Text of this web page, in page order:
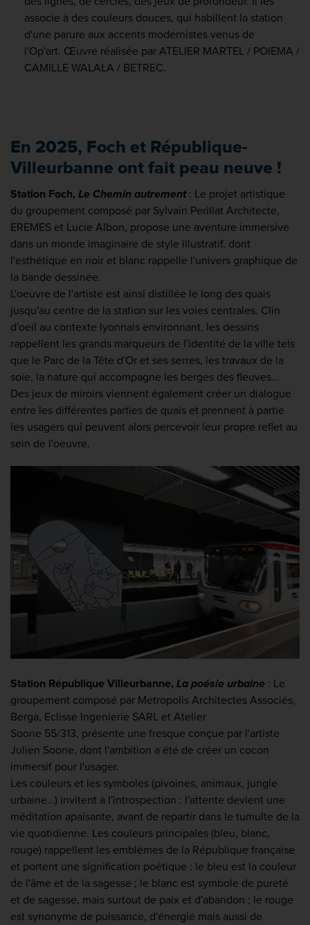
associe à des couleurs douces, qui habillent la station
d'une parure aux accents modernistes venus de
l'Op'art. Œuvre réalisée par ATELIER MARTEL / POIEMA /
CAMILLE WALALA / BETREC.
En 2025, Foch et République-
Villeurbanne ont fait peau neuve !
Station Foch, Le Chemin autrement : Le projet artistique
du groupement composé par Sylvain Perillat Architecte,
EREMES et Lucie Albon, propose une aventure immersive
dans un monde imaginaire de style illustratif, dont
l'esthétique en noir et blanc rappelle l'univers graphique de
la bande dessinée.
L'oeuvre de l'artiste est ainsi distillée le long des quais
jusqu'au centre de la station sur les voies centrales. Clin
d'oeil au contexte lyonnais environnant, les dessins
rappellent les grands marqueurs de l'identité de la ville tels
que le Parc de la Tête d'Or et ses serres, les travaux de la
soie, la nature qui accompagne les berges des fleuves...
Des jeux de miroirs viennent également créer un dialogue
entre les différentes parties de quais et prennent à partie
les usagers qui peuvent alors percevoir leur propre reflet au
sein de l'oeuvre.
Station République Villeurbanne, La poésie urbaine : Le
groupement composé par Metropolis Architectes Associés,
Berga, Eclisse Ingenierie SARL et Atelier
Soone 55/313, présente une fresque conçue par l'artiste
Julien Soone, dont l'ambition a été de créer un cocon
immersif pour l'usager.
Les couleurs et les symboles (pivoines, animaux, jungle
urbaine…) invitent à l'introspection : l'attente devient une
méditation apaisante, avant de repartir dans le tumulte de la
vie quotidienne. Les couleurs principales (bleu, blanc,
rouge) rappellent les emblèmes de la République française
et portent une signification poétique : le bleu est la couleur
de l'âme et de la sagesse ; le blanc est symbole de pureté
et de sagesse, mais surtout de paix et d'abandon ; le rouge
est synonyme de puissance, d'énergie mais aussi de